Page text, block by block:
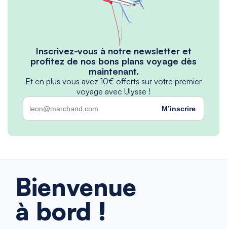
Inscrivez-vous à notre newsletter et
profitez de nos bons plans voyage dès
maintenant.
Et en plus vous avez 10€ offerts sur votre premier
voyage avec Ulysse !
M’inscrire
Bienvenue
à bord !